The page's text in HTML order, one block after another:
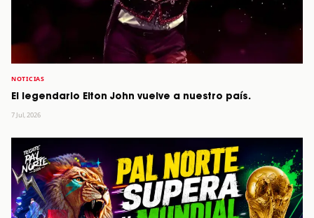
NOTICIAS
El legendario Elton John vuelve a nuestro país.
7 Jul, 2026